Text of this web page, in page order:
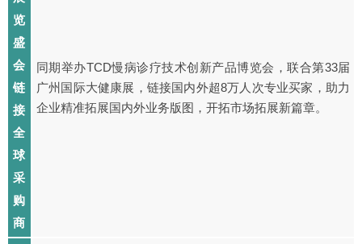
览
盛
会
链
接
全
球
采
购
商
同期举办TCD慢病诊疗技术创新产品博览会，联合第33届
广州国际大健康展，链接国内外超8万人次专业买家，助力
企业精准拓展国内外业务版图，开拓市场拓展新篇章。